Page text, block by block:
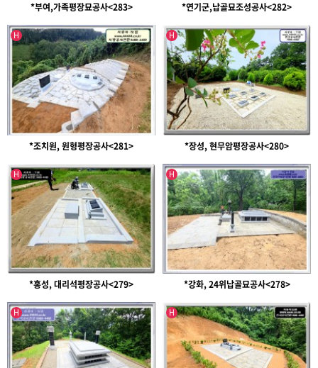
*부여,가족평장묘공사<283> *연기군,납골묘조성공사<282>
H
인기글
*조치원, 원형평장공사<281>
H
인기글
*장성, 현무암평장공사<280>
H
인기글
*홍성, 대리석평장공사<279>
H
인기글
*강화, 24위납골묘공사<278>
H
인기글
H
인기글